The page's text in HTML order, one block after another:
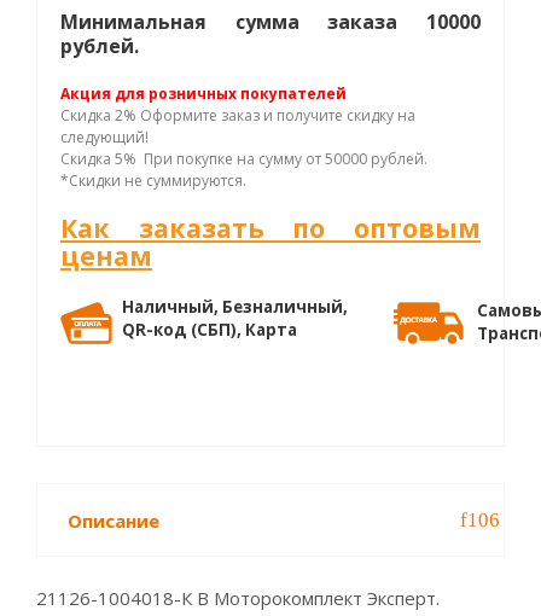
Минимальная сумма заказа 10000
рублей.
Акция для розничных покупателей
Скидка 2% Оформите заказ и получите скидку на
следующий!
Скидка 5% При покупке на сумму от 50000 рублей.
*Скидки не суммируются.
Как заказать по оптовым
ценам
Наличный, Безналичный,
QR-код (СБП), Карта
Описание
21126-1004018-К B Моторокомплект Эксперт.